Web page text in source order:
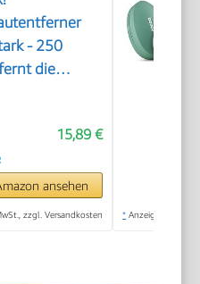
- 250
die
15,89 €
ansehen
zzgl. Versandkosten * Anzeige